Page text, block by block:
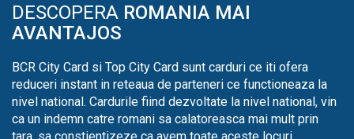
DESCOPERA ROMANIA MAI
AVANTAJOS
BCR City Card si Top City Card sunt carduri ce iti ofera
reduceri instant in reteaua de parteneri ce functioneaza la
nivel national. Cardurile fiind dezvoltate la nivel national, vin
ca un indemn catre romani sa calatoreasca mai mult prin